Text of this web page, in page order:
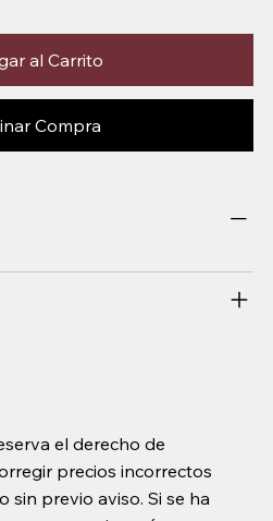
al Carrito
Compra
el derecho de
precios incorrectos
sin previo aviso. Si se ha